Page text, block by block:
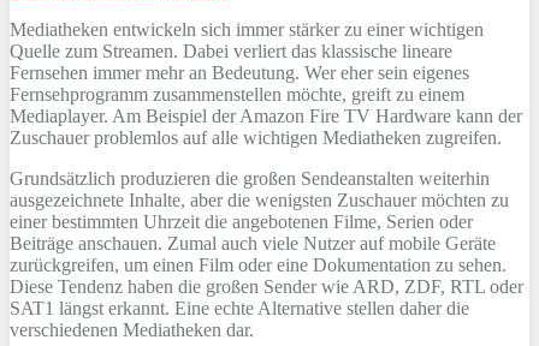
Mediatheken entwickeln sich immer stärker zu einer wichtigen
Quelle zum Streamen. Dabei verliert das klassische lineare
Fernsehen immer mehr an Bedeutung. Wer eher sein eigenes
Fernsehprogramm zusammenstellen möchte, greift zu einem
Mediaplayer. Am Beispiel der Amazon Fire TV Hardware kann der
Zuschauer problemlos auf alle wichtigen Mediatheken zugreifen.
Grundsätzlich produzieren die großen Sendeanstalten weiterhin
ausgezeichnete Inhalte, aber die wenigsten Zuschauer möchten zu
einer bestimmten Uhrzeit die angebotenen Filme, Serien oder
Beiträge anschauen. Zumal auch viele Nutzer auf mobile Geräte
zurückgreifen, um einen Film oder eine Dokumentation zu sehen.
Diese Tendenz haben die großen Sender wie ARD, ZDF, RTL oder
SAT1 längst erkannt. Eine echte Alternative stellen daher die
verschiedenen Mediatheken dar.